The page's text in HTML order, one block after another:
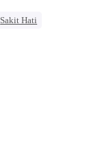
Sakit Hati